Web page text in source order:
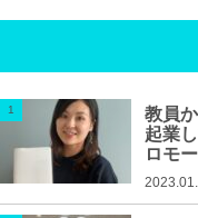
教員
起業
ロモ